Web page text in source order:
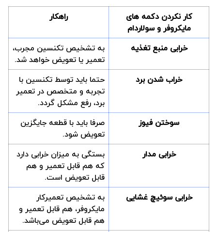
کار نکردن دکمه های
مایکروفر و سولاردام
راهکار
خرابی منبع تغذیه
به تشخیص تکنسین مجرب،
تعمیر یا تعویض خواهد شد.
خراب شدن برد
حتما باید توسط تکنسین با
تجربه و متخصص در تعمیر
برد، رفع مشکل گردد.
سوختن فیوز
صرفا باید با قطعه جایگزین
تعویض شود.
خرابی مدار
بستگی به میزان خرابی دارد
که هم قابل تعمیر و هم
قابل تعویض است.
خرابی سوئیچ غشایی
به تشخیص تعمیرکار
مایکروفر، هم قابل تعمیر و
هم قابل تعویض می‌باشد.